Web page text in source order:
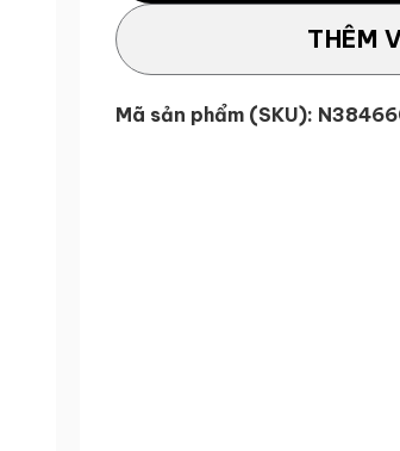
THÊM
Mã sản phẩm (SKU):